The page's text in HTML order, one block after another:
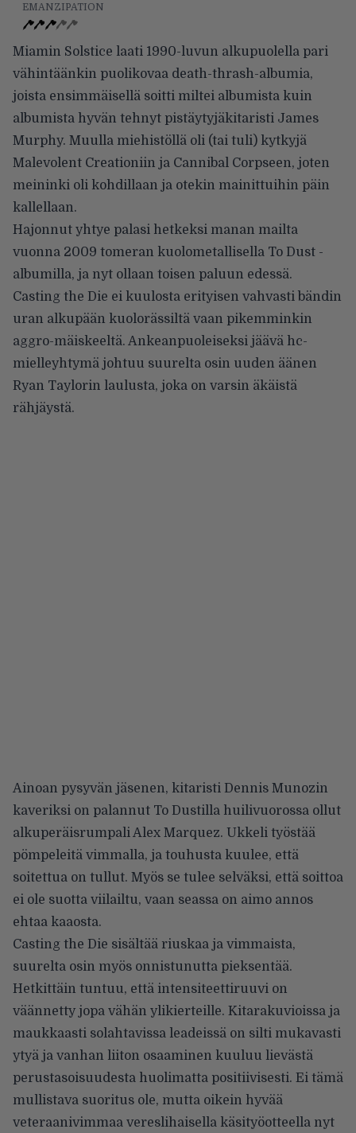
EMANZIPATION
Miamin Solstice laati 1990-luvun alkupuolella pari
vähintäänkin puolikovaa death-thrash-albumia,
joista ensimmäisellä soitti miltei albumista kuin
albumista hyvän tehnyt pistäytyjäkitaristi James
Murphy. Muulla miehistöllä oli (tai tuli) kytkyjä
Malevolent Creationiin ja Cannibal Corpseen, joten
meininki oli kohdillaan ja otekin mainittuihin päin
kallellaan.
Hajonnut yhtye palasi hetkeksi manan mailta
vuonna 2009 tomeran kuolometallisella To Dust -
albumilla, ja nyt ollaan toisen paluun edessä.
Casting the Die ei kuulosta erityisen vahvasti bändin
uran alkupään kuolorässiltä vaan pikemminkin
aggro-mäiskeeltä. Ankeanpuoleiseksi jäävä hc-
mielleyhtymä johtuu suurelta osin uuden äänen
Ryan Taylorin laulusta, joka on varsin äkäistä
rähjäystä.
Ainoan pysyvän jäsenen, kitaristi Dennis Munozin
kaveriksi on palannut To Dustilla huilivuorossa ollut
alkuperäisrumpali Alex Marquez. Ukkeli työstää
pömpeleitä vimmalla, ja touhusta kuulee, että
soitettua on tullut. Myös se tulee selväksi, että soittoa
ei ole suotta viilailtu, vaan seassa on aimo annos
ehtaa kaaosta.
Casting the Die sisältää riuskaa ja vimmaista,
suurelta osin myös onnistunutta pieksentää.
Hetkittäin tuntuu, että intensiteettiruuvi on
väännetty jopa vähän ylikierteille. Kitarakuvioissa ja
maukkaasti solahtavissa leadeissä on silti mukavasti
ytyä ja vanhan liiton osaaminen kuuluu lievästä
perustasoisuudesta huolimatta positiivisesti. Ei tämä
mullistava suoritus ole, mutta oikein hyvää
veteraanivimmaa vereslihaisella käsityöotteella nyt